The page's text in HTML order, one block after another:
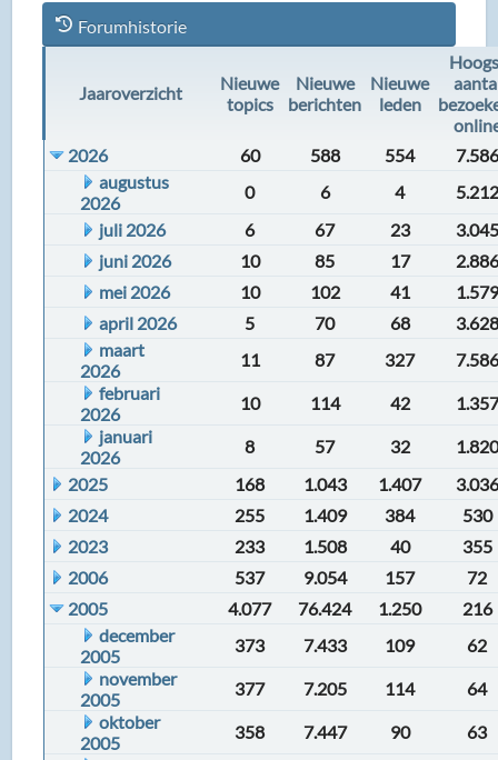
Forumhistorie
Jaaroverzicht
Nieuwe
topics
Nieuwe
berichten
Nieuwe
leden
2026
60 588 554
7.586
augustus
2026
0 6 4
5.212
juli 2026
6 67 23
3.045
juni 2026
10 85 17
2.886
mei 2026
10 102 41
1.579
april 2026
5 70 68
3.628
maart
2026
11 87 327
7.586
februari
2026
10 114 42
1.357
januari
2026
8 57 32
1.820
2025
168 1.043 1.407
3.036
2024
255 1.409 384
530
2023
233 1.508 40
355
2006
537 9.054 157
72
2005
4.077 76.424 1.250
216
december
2005
373 7.433 109
62
november
2005
377 7.205 114
64
oktober
2005
358 7.447 90 63